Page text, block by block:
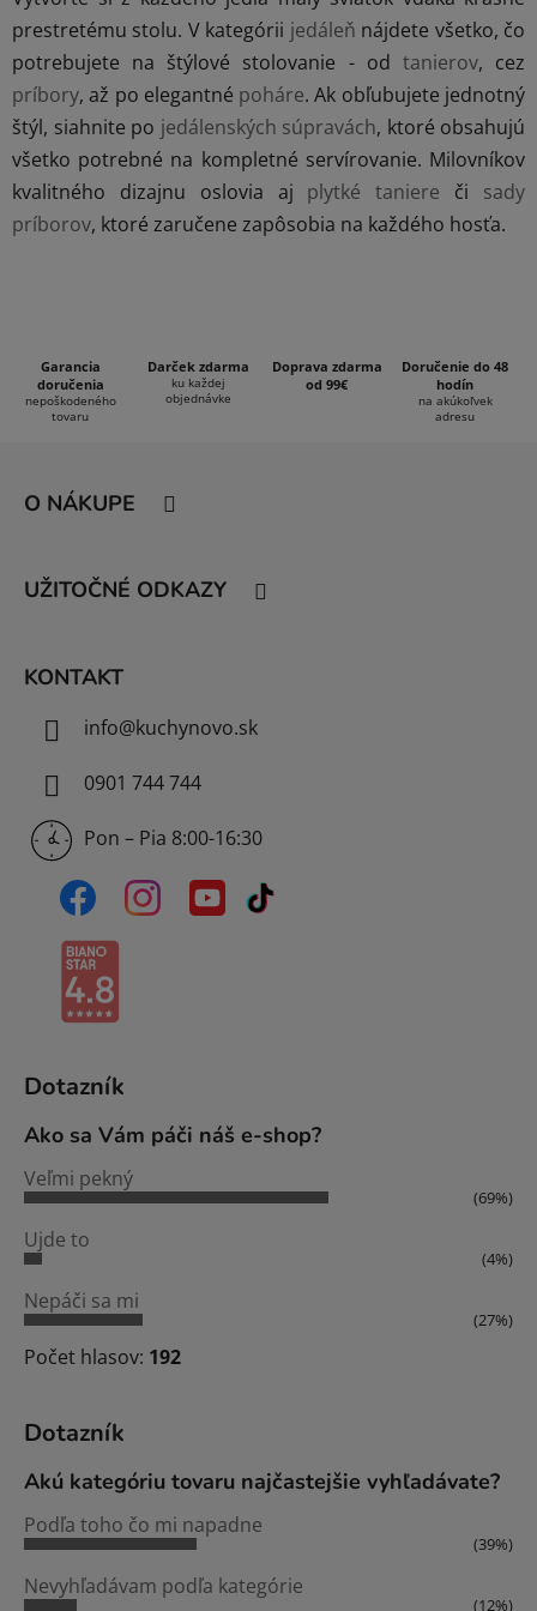
i
e
p
r
v
k
y
v
ý
i
e
prestretému stolu. V kategórii jedáleň nájdete všetko, čo
potrebujete na štýlové stolovanie - od tanierov, cez
príbory, až po elegantné poháre. Ak obľubujete jednotný
štýl, siahnite po jedálenských súpravách, ktoré obsahujú
všetko potrebné na kompletné servírovanie. Milovníkov
kvalitného dizajnu oslovia aj plytké taniere či sady
príborov, ktoré zaručene zapôsobia na každého hosťa.
Garancia
doručenia
nepoškodeného
tovaru
Darček zdarma
ku každej
objednávke
Doprava zdarma
od 99€
Doručenie do 48
hodín
na akúkoľvek
adresu
O NÁKUPE
UŽITOČNÉ ODKAZY
KONTAKT
info@kuchynovo.sk
0901 744 744
Pon – Pia 8:00-16:30
Dotazník
Ako sa Vám páči náš e-shop?
Veľmi pekný
(69%)
Ujde to
(4%)
Nepáči sa mi
(27%)
Počet hlasov: 192
Dotazník
Akú kategóriu tovaru najčastejšie vyhľadávate?
Podľa toho čo mi napadne
(39%)
Nevyhľadávam podľa kategórie
(12%)